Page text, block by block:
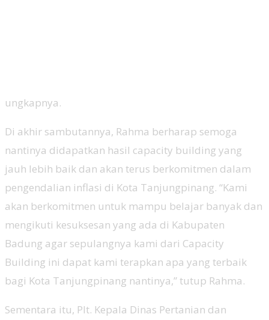
ungkapnya.
Di akhir sambutannya, Rahma berharap semoga
nantinya didapatkan hasil capacity building yang
jauh lebih baik dan akan terus berkomitmen dalam
pengendalian inflasi di Kota Tanjungpinang. “Kami
akan berkomitmen untuk mampu belajar banyak dan
mengikuti kesuksesan yang ada di Kabupaten
Badung agar sepulangnya kami dari Capacity
Building ini dapat kami terapkan apa yang terbaik
bagi Kota Tanjungpinang nantinya,” tutup Rahma.
Sementara itu, Plt. Kepala Dinas Pertanian dan